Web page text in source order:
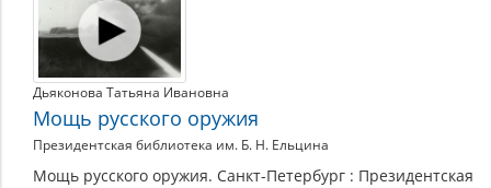
операция
Дьяконова Татьяна Ивановна
Мощь русского оружия
Президентская библиотека им. Б. Н. Ельцина
Мощь русского оружия. Санкт-Петербург : Президентская